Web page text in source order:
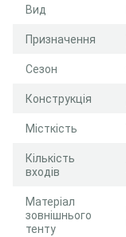
Вид
Призначення
Сезон
Конструкція
Місткість
Кількість
входів
Матеріал
зовнішнього
тенту